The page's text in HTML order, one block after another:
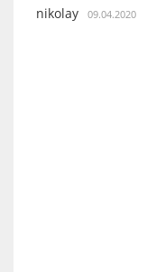
nikolay 09.04.2020